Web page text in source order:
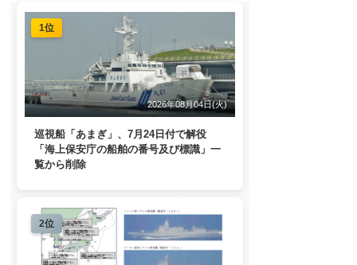
1位
2026年08月04日(火)
巡視船「あまぎ」、7月24日付で解役
「海上保安庁の船舶の番号及び標識」一
覧から削除
2位